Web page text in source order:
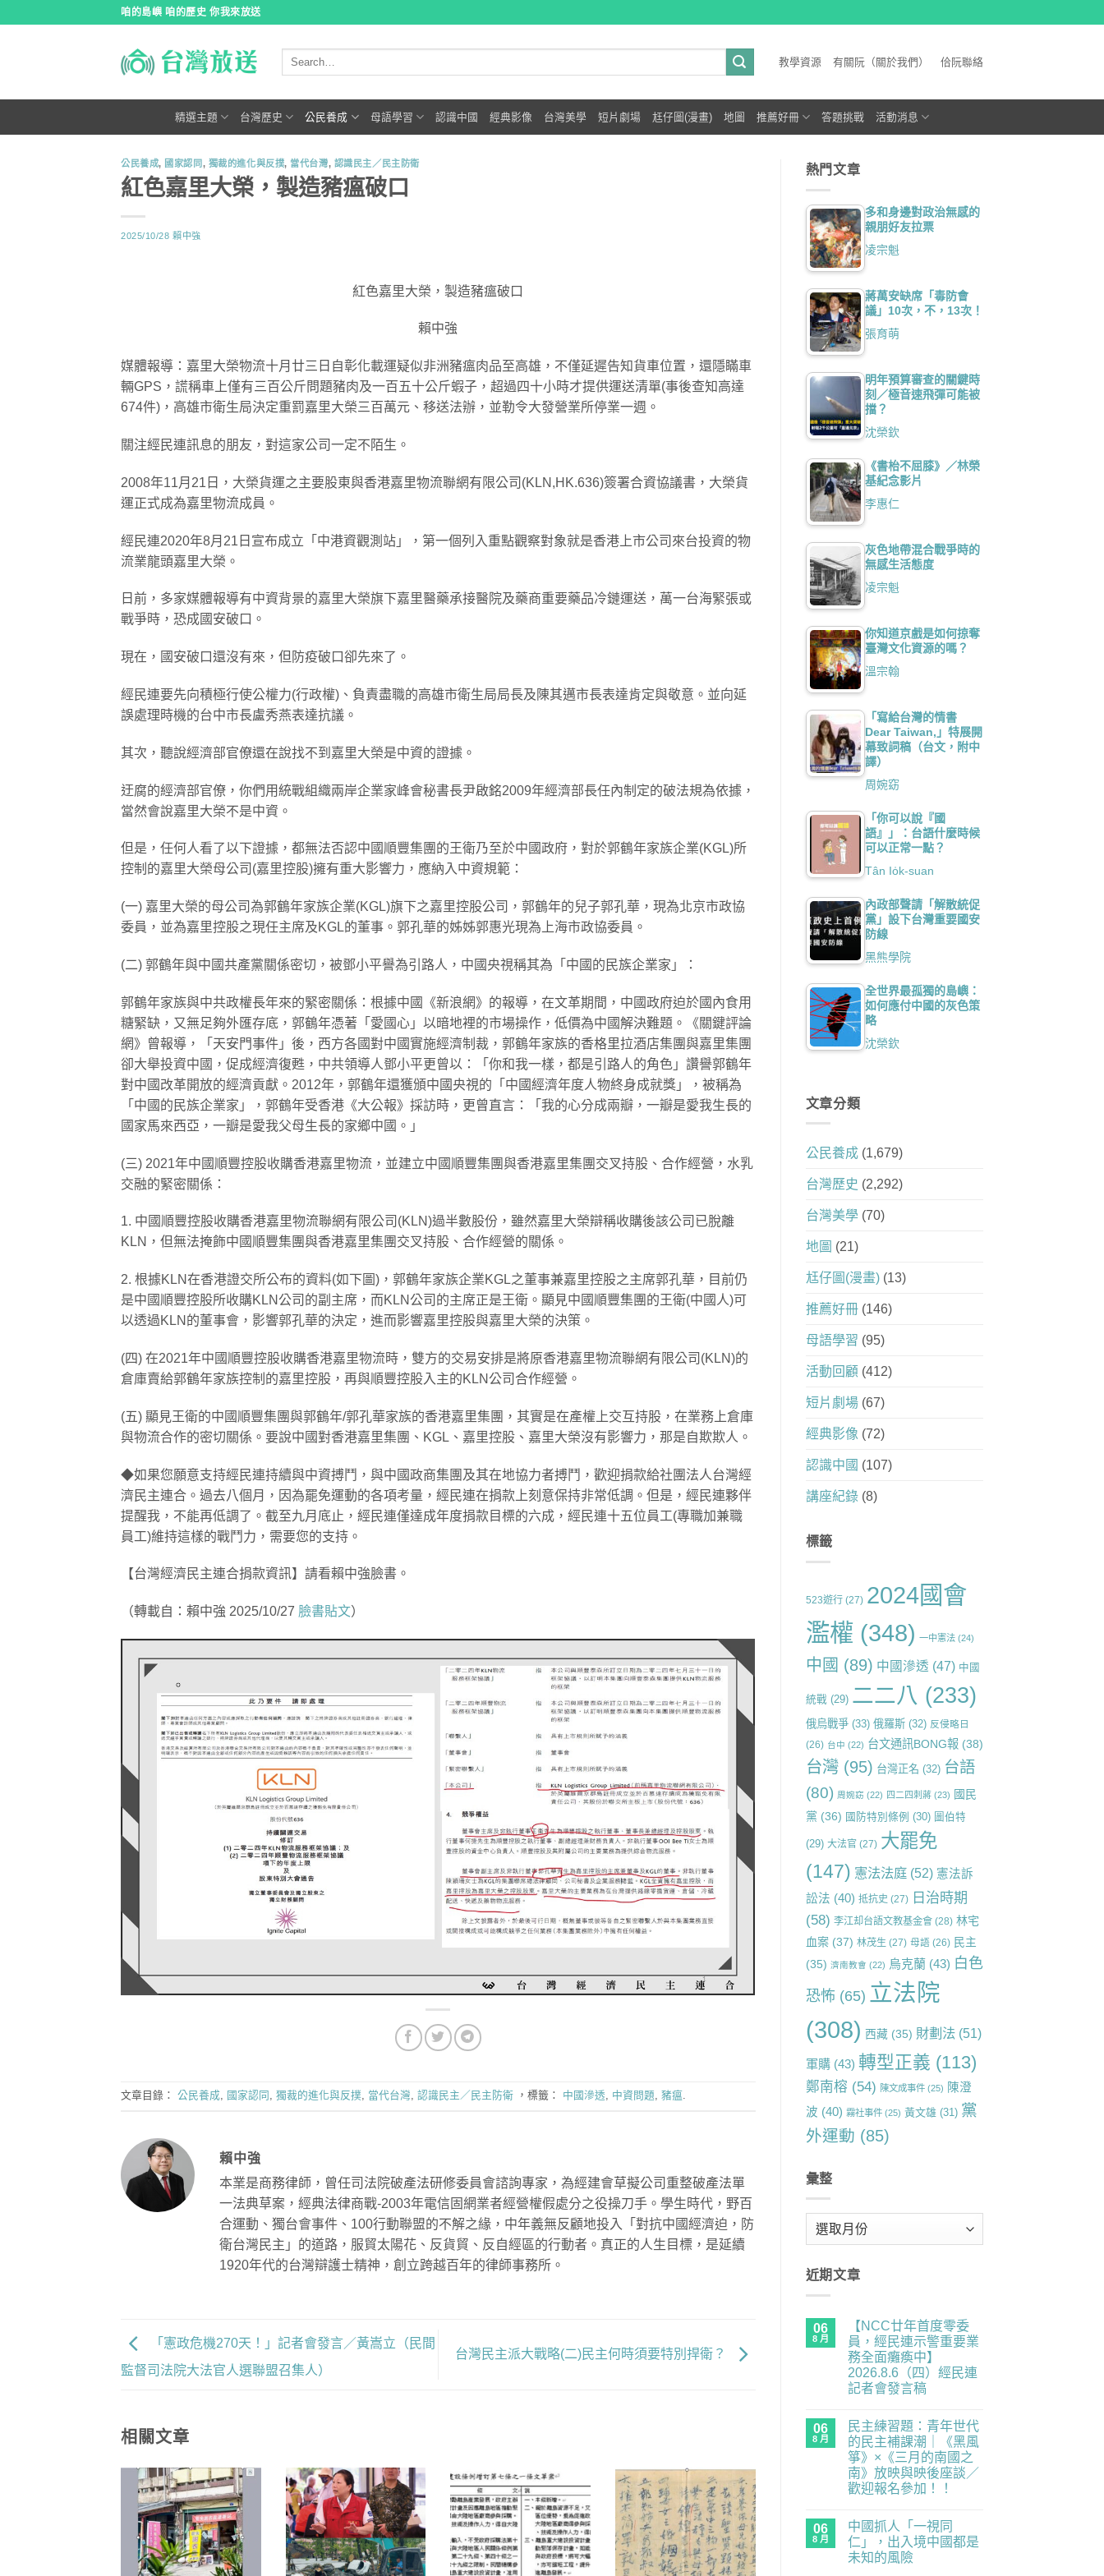
咱的島嶼 咱的歷史 你我來放送
教學資源 有關阮（關於我們） 佮阮聯絡
精選主題 台灣歷史 公民養成 母語學習 認識中國 經典影像 台灣美學 短片劇場 尪仔圖(漫畫) 地圖 推薦好冊 答題挑戰 活動消息
公民養成, 國家認同, 獨裁的進化與反撲, 當代台灣, 認識民主／民主防衛
紅色嘉里大榮，製造豬瘟破口
2025/10/28 賴中強
紅色嘉里大榮，製造豬瘟破口
賴中強
媒體報導：嘉里大榮物流十月廿三日自彰化載運疑似非洲豬瘟肉品至高雄，不僅延遲告知貨車位置，還隱瞞車
輛GPS，謊稱車上僅有三百公斤問題豬肉及一百五十公斤蝦子，超過四十小時才提供運送清單(事後查知高達
674件)，高雄市衛生局決定重罰嘉里大榮三百萬元、移送法辦，並勒令大發營業所停業一週。
關注經民連訊息的朋友，對這家公司一定不陌生。
2008年11月21日，大榮貨運之主要股東與香港嘉里物流聯網有限公司(KLN,HK.636)簽署合資協議書，大榮貨
運正式成為嘉里物流成員。
經民連2020年8月21日宣布成立「中港資觀測站」，第一個列入重點觀察對象就是香港上市公司來台投資的物
流業龍頭嘉里大榮。
日前，多家媒體報導有中資背景的嘉里大榮旗下嘉里醫藥承接醫院及藥商重要藥品冷鏈運送，萬一台海緊張或
戰爭時，恐成國安破口。
現在，國安破口還沒有來，但防疫破口卻先來了。
經民連要先向積極行使公權力(行政權)、負責盡職的高雄市衛生局局長及陳其邁市長表達肯定與敬意。並向延
誤處理時機的台中市長盧秀燕表達抗議。
其次，聽說經濟部官僚還在說找不到嘉里大榮是中資的證據。
迂腐的經濟部官僚，你們用統戰組織兩岸企業家峰會秘書長尹啟銘2009年經濟部長任內制定的破法規為依據，
當然會說嘉里大榮不是中資。
但是，任何人看了以下證據，都無法否認中國順豐集團的王衛乃至於中國政府，對於郭鶴年家族企業(KGL)所
控制的嘉里大榮母公司(嘉里控股)擁有重大影響力，應納入中資規範：
(一) 嘉里大榮的母公司為郭鶴年家族企業(KGL)旗下之嘉里控股公司，郭鶴年的兒子郭孔華，現為北京市政協
委員，並為嘉里控股之現任主席及KGL的董事。郭孔華的姊姊郭惠光現為上海市政協委員。
(二) 郭鶴年與中國共產黨關係密切，被鄧小平譽為引路人，中國央視稱其為「中國的民族企業家」：
郭鶴年家族與中共政權長年來的緊密關係：根據中國《新浪網》的報導，在文革期間，中國政府迫於國內食用
糖緊缺，又無足夠外匯存底，郭鶴年憑著「愛國心」以暗地裡的市場操作，低價為中國解決難題。《關鍵評論
網》曾報導，「天安門事件」後，西方各國對中國實施經濟制裁，郭鶴年家族的香格里拉酒店集團與嘉里集團
卻大舉投資中國，促成經濟復甦，中共領導人鄧小平更曾以：「你和我一樣，都是引路人的角色」讚譽郭鶴年
對中國改革開放的經濟貢獻。2012年，郭鶴年還獲頒中國央視的「中國經濟年度人物終身成就獎」，被稱為
「中國的民族企業家」，郭鶴年受香港《大公報》採訪時，更曾直言：「我的心分成兩瓣，一瓣是愛我生長的
國家馬來西亞，一瓣是愛我父母生長的家鄉中國。」
(三) 2021年中國順豐控股收購香港嘉里物流，並建立中國順豐集團與香港嘉里集團交叉持股、合作經營，水乳
交融的緊密關係：
1. 中國順豐控股收購香港嘉里物流聯網有限公司(KLN)過半數股份，雖然嘉里大榮辯稱收購後該公司已脫離
KLN，但無法掩飾中國順豐集團與香港嘉里集團交叉持股、合作經營的關係。
2. 根據KLN在香港證交所公布的資料(如下圖)，郭鶴年家族企業KGL之董事兼嘉里控股之主席郭孔華，目前仍
是中國順豐控股所收購KLN公司的副主席，而KLN公司的主席正是王衛。顯見中國順豐集團的王衛(中國人)可
以透過KLN的董事會，影響郭孔華的決定，進而影響嘉里控股與嘉里大榮的決策。
(四) 在2021年中國順豐控股收購香港嘉里物流時，雙方的交易安排是將原香港嘉里物流聯網有限公司(KLN)的
倉庫賣給郭鶴年家族控制的嘉里控股，再與順豐控股入主的KLN公司合作經營。
(五) 顯見王衛的中國順豐集團與郭鶴年/郭孔華家族的香港嘉里集團，其實是在產權上交互持股，在業務上倉庫
與物流合作的密切關係。要說中國對香港嘉里集團、KGL、嘉里控股、嘉里大榮沒有影響力，那是自欺欺人。
◆如果您願意支持經民連持續與中資搏鬥，與中國政商集團及其在地協力者搏鬥，歡迎捐款給社團法人台灣經
濟民主連合。過去八個月，因為罷免運動的各項考量，經民連在捐款上刻意保持非常低調。但是，經民連夥伴
提醒我，不能再低調了。截至九月底止，經民連僅達成年度捐款目標的六成，經民連十五位員工(專職加兼職
員工)維持這樣的戰鬥力，需要您的支持。
【台灣經濟民主連合捐款資訊】請看賴中強臉書。
（轉載自：賴中強 2025/10/27 臉書貼文）
文章目錄： 公民養成, 國家認同 , 獨裁的進化與反撲, 當代台灣, 認識民主／民主防衛 ，標籤： 中國滲透, 中資問題, 豬瘟.
賴中強
本業是商務律師，曾任司法院破產法研修委員會諮詢專家，為經建會草擬公司重整破產法單
一法典草案，經典法律商戰-2003年電信固網業者經營權假處分之役操刀手。學生時代，野百
合運動、獨台會事件、100行動聯盟的不解之緣，中年義無反顧地投入「對抗中國經濟迫，防
衛台灣民主」的道路，服貿太陽花、反貨貿、反自經區的行動者。真正的人生目標，是延續
1920年代的台灣辯護士精神，創立跨越百年的律師事務所。
「憲政危機270天！」記者會發言／黃嵩立（民間
監督司法院大法官人選聯盟召集人）
台灣民主派大戰略(二)民主何時須要特別捍衛？
相關文章
熱門文章
多和身邊對政治無感的
親朋好友拉票
凌宗魁
蔣萬安缺席「毒防會
議」10次，不，13次！
張育萌
明年預算審查的關鍵時
刻／極音速飛彈可能被
擋？
沈榮欽
《書枱不屈膝》／林榮
基紀念影片
李惠仁
灰色地帶混合戰爭時的
無感生活態度
凌宗魁
你知道京戲是如何掠奪
臺灣文化資源的嗎？
溫宗翰
「寫給台灣的情書
Dear Taiwan,」特展開
幕致詞稿（台文，附中
譯）
周婉窈
「你可以說『國
語』」：台語什麼時候
可以正常一點？
Tân Io̍k-suan
內政部聲請「解散統促
黨」設下台灣重要國安
防線
黑熊學院
全世界最孤獨的島嶼：
如何應付中國的灰色策
略
沈榮欽
文章分類
公民養成(1,679)
台灣歷史 (2,292)
台灣美學(70)
地圖 (21)
尪仔圖(漫畫)(13)
推薦好冊(146)
母語學習 (95)
活動回顧 (412)
短片劇場(67)
經典影像 (72)
認識中國 (107)
講座紀錄(8)
標籤
523遊行(27) 2024國會
濫權 (348) 一中憲法(24)
中國 (89) 中國滲透 (47) 中國
統戰 (29) 二二八 (233)
俄烏戰爭(33) 俄羅斯(32) 反侵略日
(26) 台中 (22) 台文通訊BONG報(38)
台灣(95) 台灣正名 (32) 台語
(80) 周婉窈 (22) 四二四刺蔣(23) 國民
黨 (36) 國防特別條例 (30) 圖伯特
(29) 大法官(27) 大罷免
(147) 憲法法庭(52) 憲法訴
訟法 (40) 抵抗史 (27) 日治時期
(58) 李江却台語文教基金會(28) 林宅
血案(37) 林茂生 (27) 母語(26) 民主
(35) 濟南教會 (22) 烏克蘭(43) 白色
恐怖 (65) 立法院
(308) 西藏(35) 財劃法(51)
軍購(43) 轉型正義 (113)
鄭南榕 (54) 陳文成事件(25) 陳澄
波 (40) 霧社事件(25) 黃文雄(31) 黨
外運動 (85)
彙整
近期文章
06
8 月
【NCC廿年首度零委
員，經民連示警重要業
務全面癱瘓中】
2026.8.6（四）經民連
記者會發言稿
廿
年
首
度
零
委
員，
連
示
警
重
要
留
言
06
8 月
民主練習題：青年世代
的民主補課潮｜《黑風
箏》×《三月的南國之
南》放映與映後座談／
歡迎報名參加！！
主
練
習
題：
留
言
06
8 月
中國抓人「一視同
仁」，出入境中國都是
未知的風險